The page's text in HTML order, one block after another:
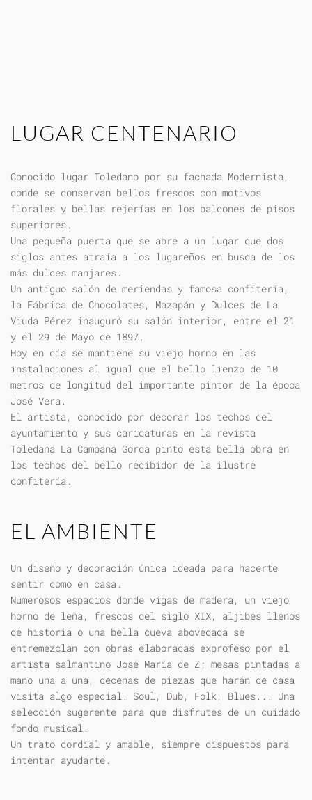
LUGAR CENTENARIO
Conocido lugar Toledano por su fachada Modernista,
donde se conservan bellos frescos con motivos
florales y bellas rejerías en los balcones de pisos
superiores.
Una pequeña puerta que se abre a un lugar que dos
siglos antes atraía a los lugareños en busca de los
más dulces manjares.
Un antiguo salón de meriendas y famosa confitería,
la Fábrica de Chocolates, Mazapán y Dulces de La
Viuda Pérez inauguró su salón interior, entre el 21
y el 29 de Mayo de 1897.
Hoy en día se mantiene su viejo horno en las
instalaciones al igual que el bello lienzo de 10
metros de longitud del importante pintor de la época
José Vera.
El artista, conocido por decorar los techos del
ayuntamiento y sus caricaturas en la revista
Toledana La Campana Gorda pinto esta bella obra en
los techos del bello recibidor de la ilustre
confitería.
EL AMBIENTE
Un diseño y decoración única ideada para hacerte
sentir como en casa.
Numerosos espacios donde vigas de madera, un viejo
horno de leña, frescos del siglo XIX, aljibes llenos
de historia o una bella cueva abovedada se
entremezclan con obras elaboradas exprofeso por el
artista salmantino José María de Z; mesas pintadas a
mano una a una, decenas de piezas que harán de casa
visita algo especial. Soul, Dub, Folk, Blues... Una
selección sugerente para que disfrutes de un cuidado
fondo musical.
Un trato cordial y amable, siempre dispuestos para
intentar ayudarte.